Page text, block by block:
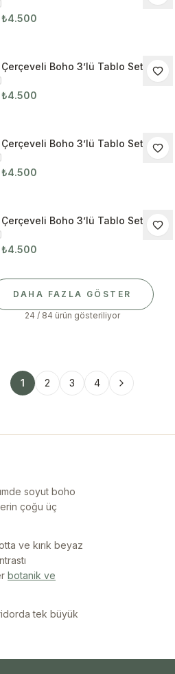
₺4.500
Boho 3’lü Tablo Seti
₺4.500
Boho 3’lü Tablo Seti 3085
₺4.500
Boho 3’lü Tablo Seti 3088
₺4.500
DAHA FAZLA GÖSTER
24 / 84 ürün gösteriliyor
1 2 3 4
soyut boho
çoğu üç
ve kırık beyaz
botanik ve
tek büyük